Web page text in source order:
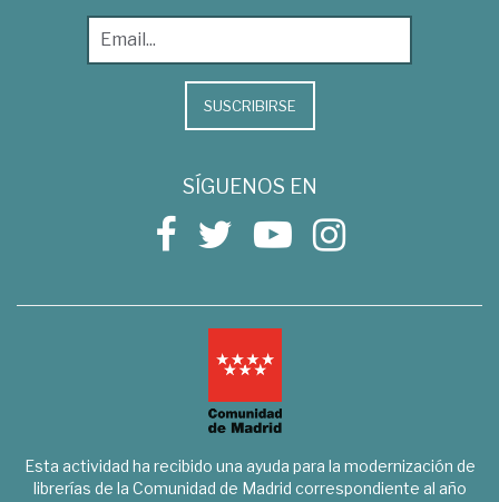
SUSCRIBIRSE
SÍGUENOS EN
Esta actividad ha recibido una ayuda para la modernización de
librerías de la Comunidad de Madrid correspondiente al año